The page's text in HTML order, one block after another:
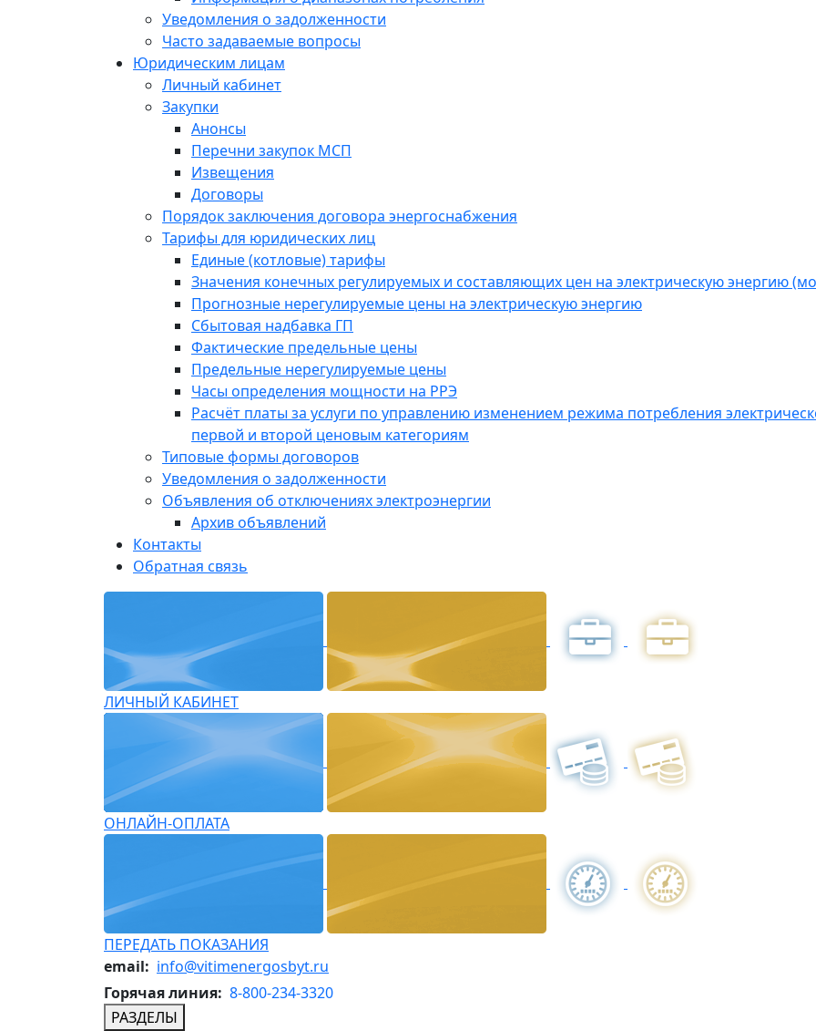
Уведомления о задолженности
Часто задаваемые вопросы
Юридическим лицам
Личный кабинет
Закупки
Анонсы
Перечни закупок МСП
Извещения
Договоры
Порядок заключения договора энергоснабжения
Тарифы для юридических лиц
Единые (котловые) тарифы
Значения конечных регулируемых и составляющих цен на электрическую энергию
Прогнозные нерегулируемые цены на электрическую энергию
Сбытовая надбавка ГП
Фактические предельные цены
Предельные нерегулируемые цены
Часы определения мощности на РРЭ
Расчёт платы за услуги по управлению изменением режима потребления
первой и второй ценовым категориям
Типовые формы договоров
Уведомления о задолженности
Объявления об отключениях электроэнергии
Архив объявлений
Контакты
Обратная связь
ЛИЧНЫЙ КАБИНЕТ
ОНЛАЙН-ОПЛАТА
ПЕРЕДАТЬ ПОКАЗАНИЯ
email: info@vitimenergosbyt.ru
Горячая линия: 8-800-234-3320
РАЗДЕЛЫ